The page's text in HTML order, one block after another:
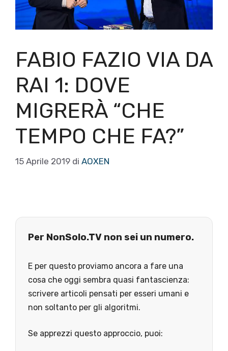
FABIO FAZIO VIA DA
RAI 1: DOVE
MIGRERÀ “CHE
TEMPO CHE FA?”
15 Aprile 2019 di AOXEN
Per NonSolo.TV non sei un numero.
E per questo proviamo ancora a fare una
cosa che oggi sembra quasi fantascienza:
scrivere articoli pensati per esseri umani e
non soltanto per gli algoritmi.
Se apprezzi questo approccio, puoi: